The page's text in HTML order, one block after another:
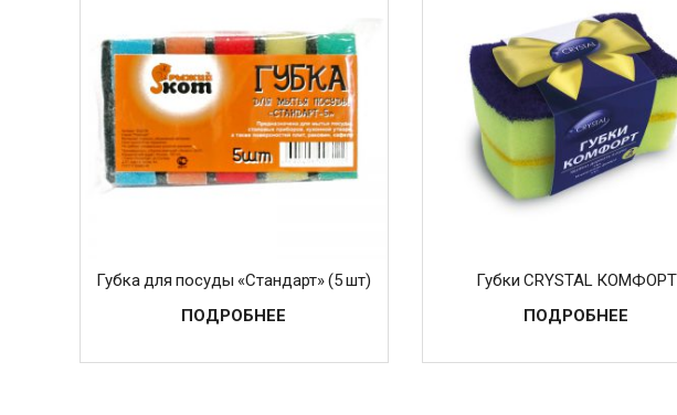
Губка для посуды «Стандарт» (5 шт)
ПОДРОБНЕЕ
Губки CRYSTAL КОМФОРТ
ПОДРОБНЕЕ